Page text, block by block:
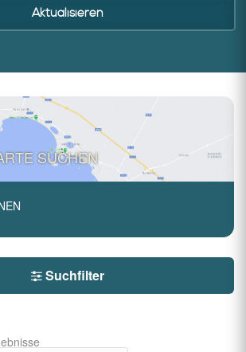
Aktualisieren
SUCHEN
Suchfilter